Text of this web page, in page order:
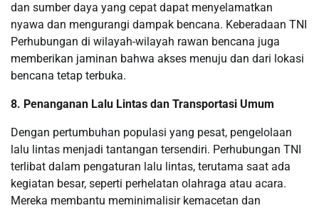
dan sumber daya yang cepat dapat menyelamatkan
nyawa dan mengurangi dampak bencana. Keberadaan TNI
Perhubungan di wilayah-wilayah rawan bencana juga
memberikan jaminan bahwa akses menuju dan dari lokasi
bencana tetap terbuka.
8. Penanganan Lalu Lintas dan Transportasi Umum
Dengan pertumbuhan populasi yang pesat, pengelolaan
lalu lintas menjadi tantangan tersendiri. Perhubungan TNI
terlibat dalam pengaturan lalu lintas, terutama saat ada
kegiatan besar, seperti perhelatan olahraga atau acara.
Mereka membantu meminimalisir kemacetan dan